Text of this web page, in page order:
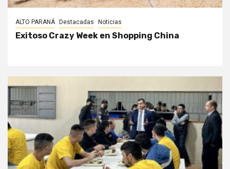
ALTO PARANÁ Destacadas Noticias
Exitoso Crazy Week en Shopping China